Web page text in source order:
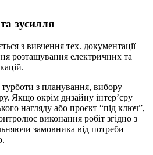
зусилля
з вивчення тех. документації
розташування електричних та
турботи з планування, вибору
Якщо окрім дизайну інтер’єру
нагляду або проєкт “під ключ”,
виконання робіт згідно з
замовника від потреби